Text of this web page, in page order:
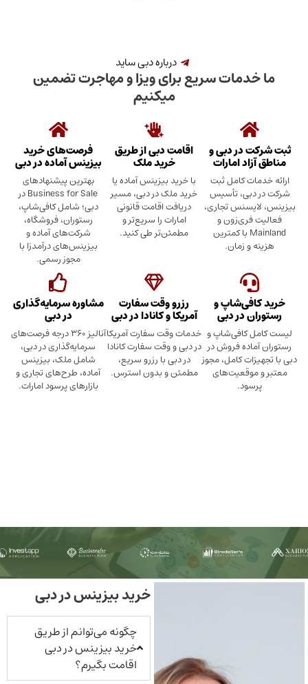
درباره دبی ساید
سریع برای ویزا و مهاجرت تضمین
در دبی و
امارات
کامل ثبت
تأسیس
تجاری،
و
Mainland با کمترین
اقامت دبی از طریق
خرید ملک
با خرید بیزینس آماده یا
خرید ملک در دبی، مسیر
دریافت اقامت قانونی
امارات را سریع‌تر و
مطمئن‌تر طی کنید.
فرصت‌های خرید
بیزینس آماده در دبی
بهترین پیشنهادهای
Business for Sale در
دبی؛ شامل کافی‌شاپ،
رستوران، فروشگاه،
شرکت‌های آماده و
بیزینس‌های درآمدزا با
و
در دبی
و
فروش در
کامل، مجوز
رزرو وقت سفارت
آمریکا و کانادا در دبی
خدمات وقت سفارت آمریکا
در دبی و وقت سفارت کانادا
در دبی با رزرو سریع،
مطمئن و بدون استرس.
مشاوره سرمایه‌گذاری
در دبی
آنالیز ۳۶۰ درجه فرصت‌های
سرمایه‌گذاری در دبی،
شامل ملک، بیزینس
آماده، طرح‌های تجاری و
بازارهای پرسود امارات.
خرید بیزینس در دبی
چگونه می‌توانم از طریق
خرید بیزینس در دبی
اقامت بگیرم؟